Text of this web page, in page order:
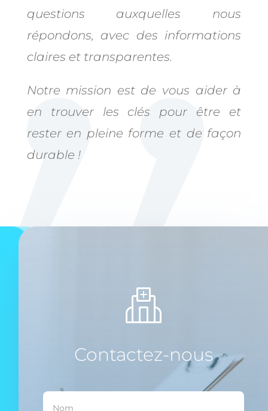
questions auxquelles nous
répondons, avec des informations
claires et transparentes.
Notre mission est de vous aider à
en trouver les clés pour être et
rester en pleine forme et de façon
durable !
Contactez-nous